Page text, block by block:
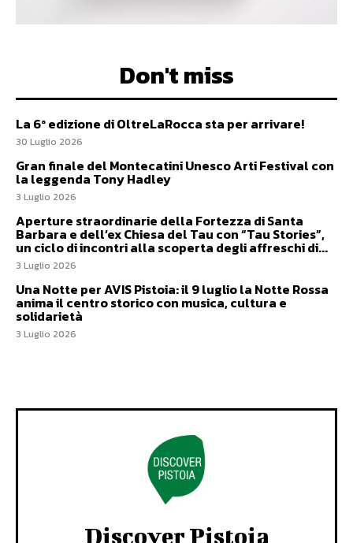
Don't miss
La 6ª edizione di OltreLaRocca sta per arrivare!
30 Luglio 2026
Gran finale del Montecatini Unesco Arti Festival con
la leggenda Tony Hadley
3 Luglio 2026
Aperture straordinarie della Fortezza di Santa
Barbara e dell’ex Chiesa del Tau con “Tau Stories”,
un ciclo di incontri alla scoperta degli affreschi di...
3 Luglio 2026
Una Notte per AVIS Pistoia: il 9 luglio la Notte Rossa
anima il centro storico con musica, cultura e
solidarietà
3 Luglio 2026
Discover Pistoia